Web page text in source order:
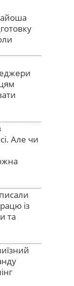
Але чи
із
та